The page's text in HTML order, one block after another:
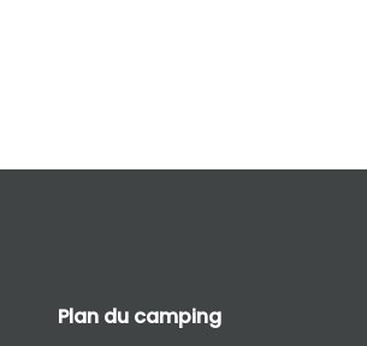
Plan du camping